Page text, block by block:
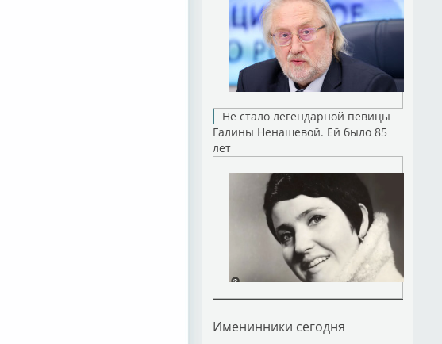
Не стало легендарной певицы
Галины Ненашевой. Ей было 85
лет
Именинники сегодня